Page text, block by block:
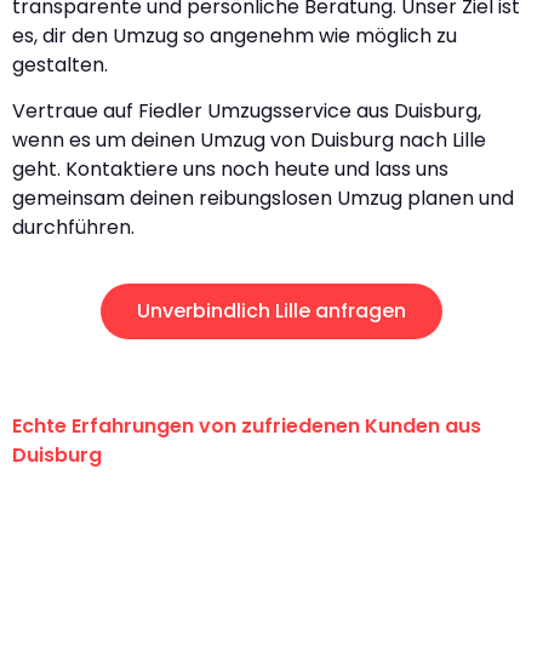
transparente und persönliche Beratung. Unser Ziel ist
es, dir den Umzug so angenehm wie möglich zu
gestalten.
Vertraue auf Fiedler Umzugsservice aus Duisburg,
wenn es um deinen Umzug von Duisburg nach Lille
geht. Kontaktiere uns noch heute und lass uns
gemeinsam deinen reibungslosen Umzug planen und
durchführen.
Unverbindlich Lille anfragen
Echte Erfahrungen von zufriedenen Kunden aus
Duisburg